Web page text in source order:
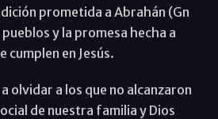
prometida a Abrahán (Gn
y la promesa hecha a
cumplen en Jesús.
olvidar a los que no alcanzaron
de nuestra familia y Dios